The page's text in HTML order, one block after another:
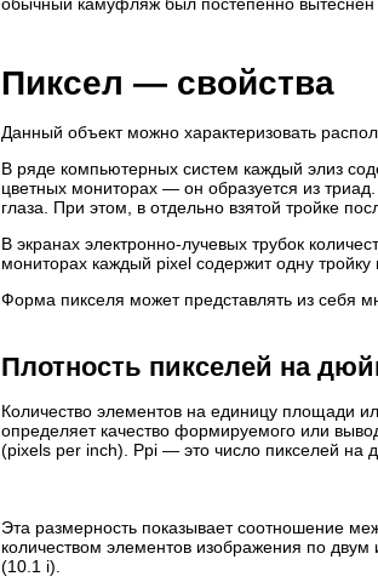
Пиксел — свойства
Данный объект можно характеризовать
В ряде компьютерных систем каждый элиз
цветных мониторах — он образуется из
глаза. При этом, в отдельно взятой тройке
В экранах электронно-лучевых трубок
мониторах каждый pixel содержит одну тройку
Форма пикселя может представлять из себя
Плотность пикселей на
Количество элементов на единицу площади
определяет качество формируемого или
(pixels per inch). Ppi — это число пикселей
Эта размерность показывает соотношение
количеством элементов изображения по
(10.1 i).